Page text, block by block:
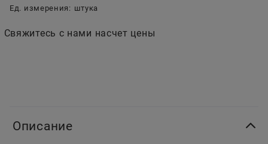
Ед. измерения: штука
Свяжитесь с нами насчет цены
Описание